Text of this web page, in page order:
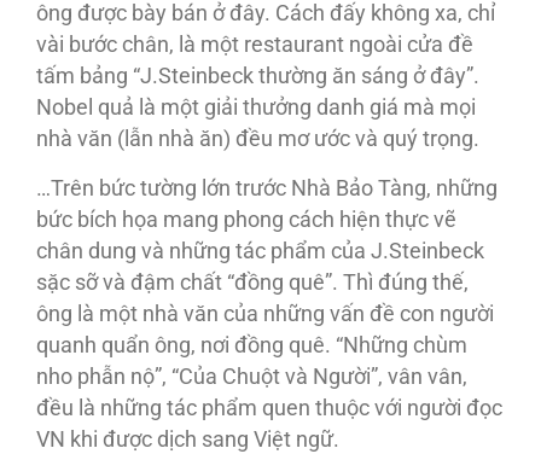
ông được bày bán ở đây. Cách đấy không xa, chỉ
vài bước chân, là một restaurant ngoài cửa đề
tấm bảng “J.Steinbeck thường ăn sáng ở đây”.
Nobel quả là một giải thưởng danh giá mà mọi
nhà văn (lẫn nhà ăn) đều mơ ước và quý trọng.
…Trên bức tường lớn trước Nhà Bảo Tàng, những
bức bích họa mang phong cách hiện thực vẽ
chân dung và những tác phẩm của J.Steinbeck
sặc sỡ và đậm chất “đồng quê”. Thì đúng thế,
ông là một nhà văn của những vấn đề con người
quanh quẩn ông, nơi đồng quê. “Những chùm
nho phẫn nộ”, “Của Chuột và Người”, vân vân,
đều là những tác phẩm quen thuộc với người đọc
VN khi được dịch sang Việt ngữ.